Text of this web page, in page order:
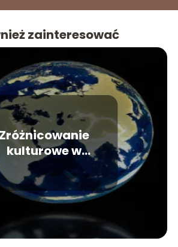
zainteresować
Zróżnicowanie
kulturowe w
pracy – jak
na zespół